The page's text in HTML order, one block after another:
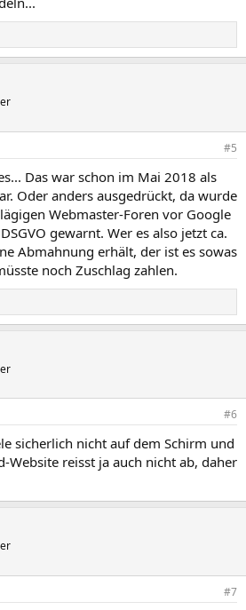
#5
Das war schon im Mai 2018 als
Oder anders ausgedrückt, da wurde
Webmaster-Foren vor Google
gewarnt. Wer es also jetzt ca.
Abmahnung erhält, der ist es sowas
noch Zuschlag zahlen.
#6
sicherlich nicht auf dem Schirm und
Website reisst ja auch nicht ab, daher
#7